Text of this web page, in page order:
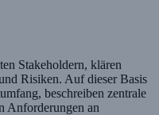
Stakeholdern, klären
Risiken. Auf dieser Basis
beschreiben zentrale
Anforderungen an